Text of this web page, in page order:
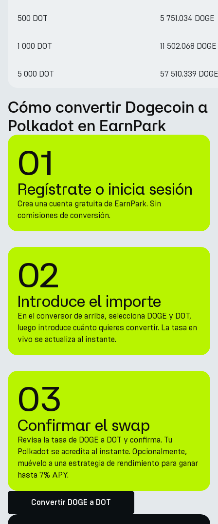
500 DOT 5 751.034 DOGE
1 000 DOT 11 502.068 DOGE
5 000 DOT 57 510.339 DOGE
Cómo convertir Dogecoin a
Polkadot en EarnPark
01
Regístrate o inicia sesión
Crea una cuenta gratuita de EarnPark. Sin
comisiones de conversión.
02
Introduce el importe
En el conversor de arriba, selecciona DOGE y DOT,
luego introduce cuánto quieres convertir. La tasa en
vivo se actualiza al instante.
03
Confirmar el swap
Revisa la tasa de DOGE a DOT y confirma. Tu
Polkadot se acredita al instante. Opcionalmente,
muévelo a una estrategia de rendimiento para ganar
hasta 7% APY.
Convertir DOGE a DOT